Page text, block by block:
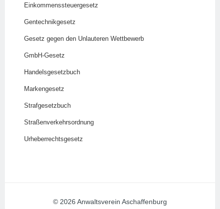
Einkommenssteuergesetz
Gentechnikgesetz
Gesetz gegen den Unlauteren Wettbewerb
GmbH-Gesetz
Handelsgesetzbuch
Markengesetz
Strafgesetzbuch
Straßenverkehrsordnung
Urheberrechtsgesetz
© 2026 Anwaltsverein Aschaffenburg